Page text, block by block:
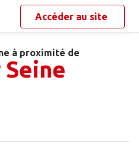
Accéder au site
à proximité de